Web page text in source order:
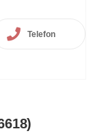
Telefon